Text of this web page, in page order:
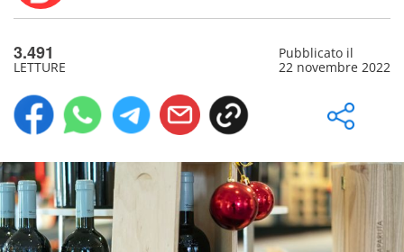
3.491
LETTURE
Pubblicato il
22 novembre 2022